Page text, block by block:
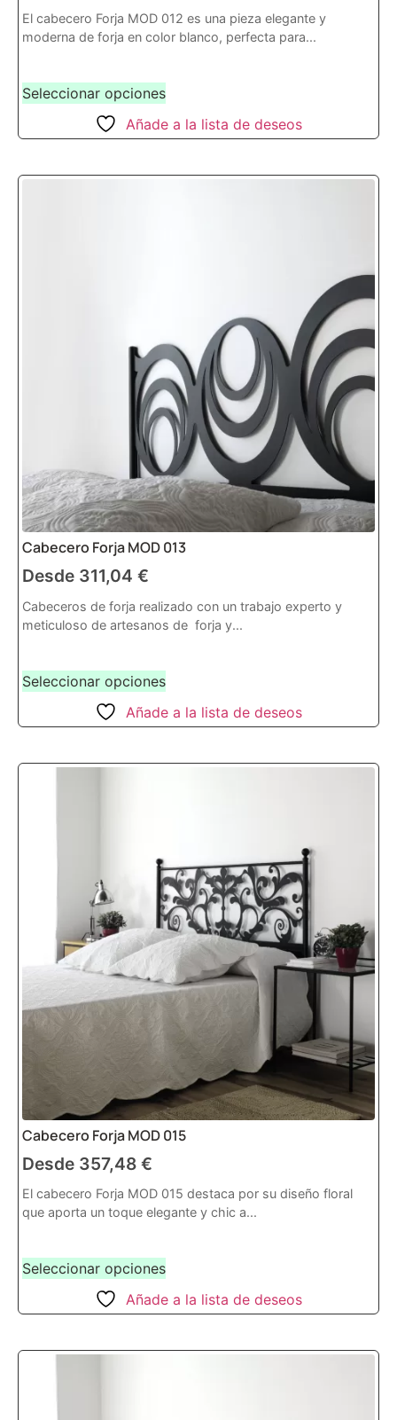
El cabecero Forja MOD 012 es una pieza elegante y
moderna de forja en color blanco, perfecta para...
Seleccionar opciones
Añade a la lista de deseos
Cabecero Forja MOD 013
Desde 311,04 €
Cabeceros de forja realizado con un trabajo experto y
meticuloso de artesanos de forja y...
Seleccionar opciones
Añade a la lista de deseos
Cabecero Forja MOD 015
Desde 357,48 €
El cabecero Forja MOD 015 destaca por su diseño floral
que aporta un toque elegante y chic a...
Seleccionar opciones
Añade a la lista de deseos